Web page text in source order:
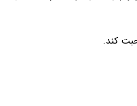
کند.